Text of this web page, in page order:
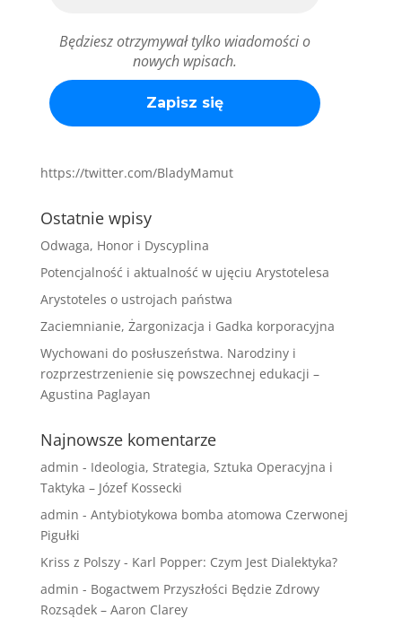
Będziesz otrzymywał tylko wiadomości o
nowych wpisach.
https://twitter.com/BladyMamut
Ostatnie wpisy
Odwaga, Honor i Dyscyplina
Potencjalność i aktualność w ujęciu Arystotelesa
Arystoteles o ustrojach państwa
Zaciemnianie, Żargonizacja i Gadka korporacyjna
Wychowani do posłuszeństwa. Narodziny i
rozprzestrzenienie się powszechnej edukacji –
Agustina Paglayan
Najnowsze komentarze
admin - Ideologia, Strategia, Sztuka Operacyjna i
Taktyka – Józef Kossecki
admin - Antybiotykowa bomba atomowa Czerwonej
Pigułki
Kriss z Polszy- Karl Popper: Czym Jest Dialektyka?
admin - Bogactwem Przyszłości Będzie Zdrowy
Rozsądek – Aaron Clarey